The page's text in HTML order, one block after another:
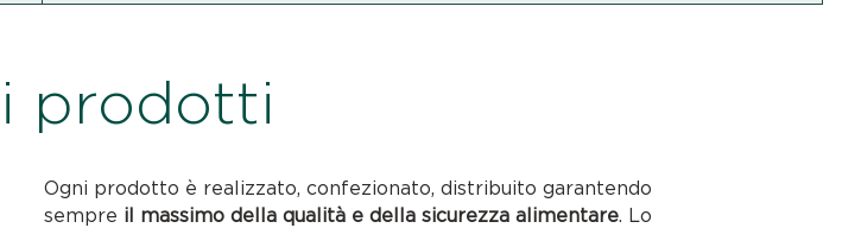
prodotti
Ogni prodotto è realizzato, confezionato, distribuito garantendo
sempre il massimo della qualità e della sicurezza alimentare. Lo